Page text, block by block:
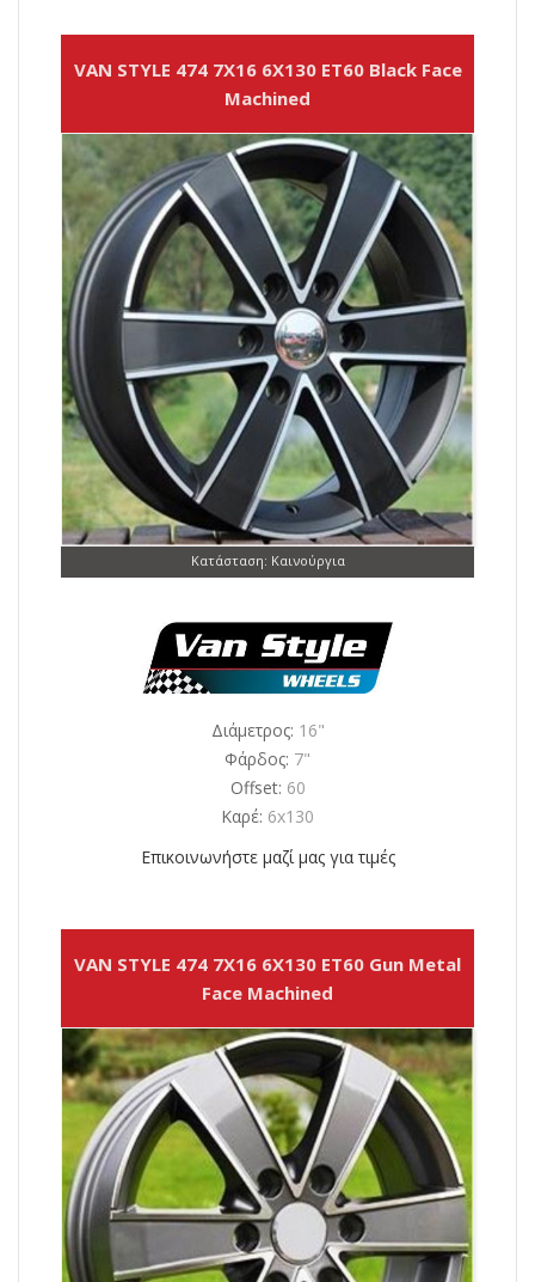
VAN STYLE 474 7X16 6X130 ET60 Black Face
Machined
Κατάσταση: Καινούργια
Διάμετρος: 16"
Φάρδος: 7"
Offset: 60
Καρέ: 6x130
Επικοινωνήστε μαζί μας για τιμές
VAN STYLE 474 7X16 6X130 ET60 Gun Metal
Face Machined